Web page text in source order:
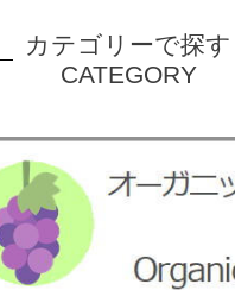
カテゴリーで探す
CATEGORY